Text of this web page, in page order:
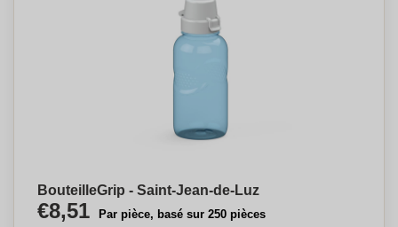
BouteilleGrip - Saint-Jean-de-Luz
€8,51 Par pièce, basé sur 250 pièces